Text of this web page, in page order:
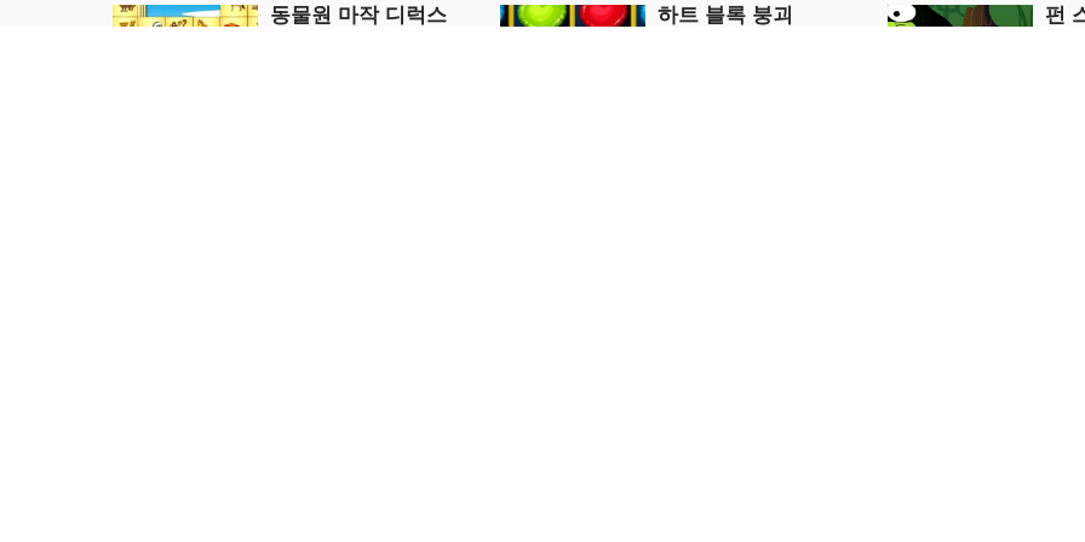
동물원 마작 디럭스
하트 블록 붕괴 펀